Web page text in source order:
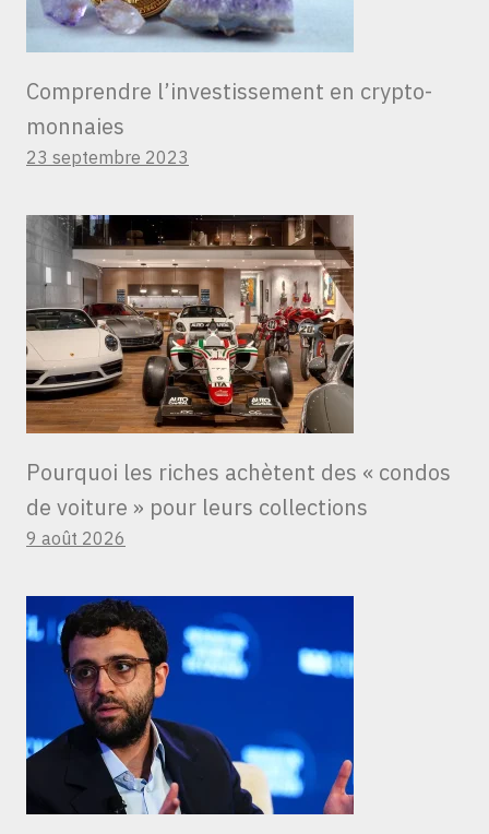
Comprendre l’investissement en crypto-
monnaies
23 septembre 2023
Pourquoi les riches achètent des « condos
de voiture » ​​pour leurs collections
9 août 2026